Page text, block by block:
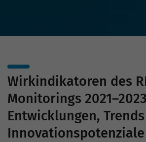
Wirkindikatoren des
Monitorings
Entwicklungen,
Innovationspotenziale